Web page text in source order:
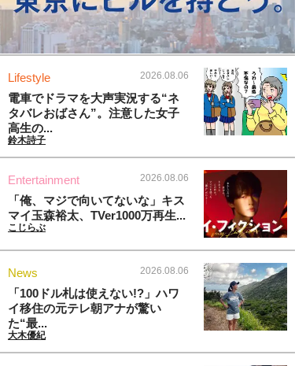
Lifestyle 2026.08.06
電車でドラマを大声実況する“ネ
タバレおばさん”。注意した女子
高生の...
鈴木詩子
Entertainment 2026.08.06
「俺、マジで向いてないな」キス
マイ玉森裕太、TVer1000万再生...
こじらぶ
News 2026.08.06
「100ドル札は使えない!?」ハワ
イ移住の元テレ朝アナが驚い
た“最...
大木優紀